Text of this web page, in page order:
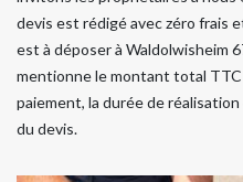
devis est rédigé avec zéro frais
est à déposer à Waldolwisheim
mentionne le montant total
paiement, la durée de
du devis.